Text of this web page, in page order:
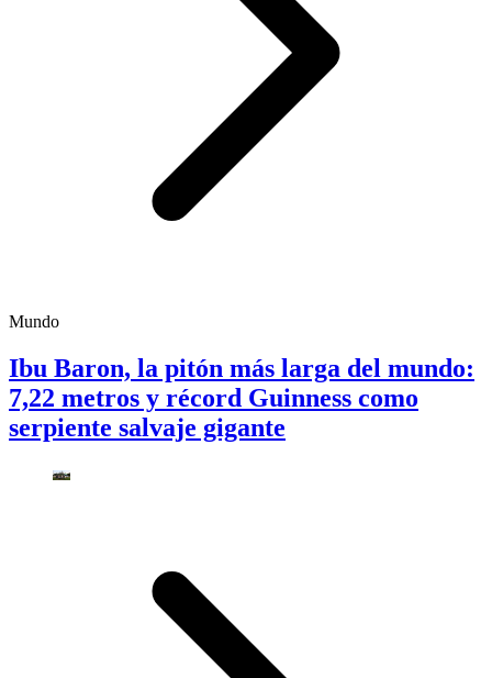
Mundo
Ibu Baron, la pitón más larga del mundo:
7,22 metros y récord Guinness como
serpiente salvaje gigante